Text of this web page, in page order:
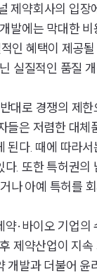
약회사의 입장
발에는 막대한
인 혜택이 제공
실질적인 품질
로 경쟁의 제한
들은 저렴한 대
된다. 때에 따라
. 또한 특허권
나 아예 특허를
·바이오 기업
제약산업이 지
개발과 더불어